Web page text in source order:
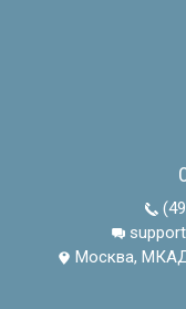
Москва,